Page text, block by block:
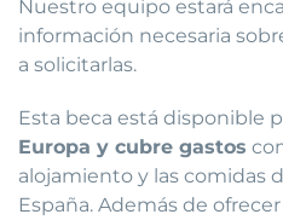
Nuestro equipo estará
información necesaria
a solicitarlas.
Esta beca está disponible
Europa y cubre gastos
alojamiento y las comidas
España. Además de